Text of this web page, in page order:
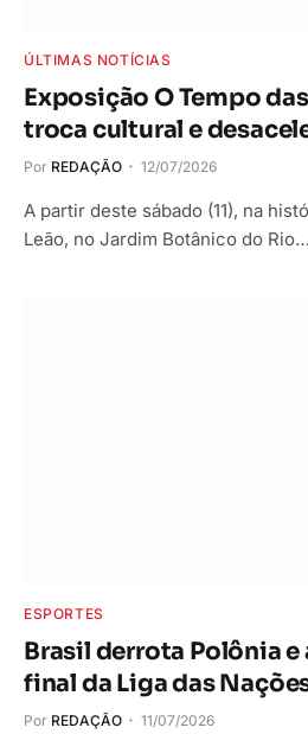
ÚLTIMAS NOTÍCIAS
Exposição O Tempo
troca cultural e
Por REDAÇÃO 12/07/2026
A partir deste sábado (11), na
Leão, no Jardim Botânico do Rio…
ESPORTES
Brasil derrota Polônia e
final da Liga das
Por REDAÇÃO 11/07/2026